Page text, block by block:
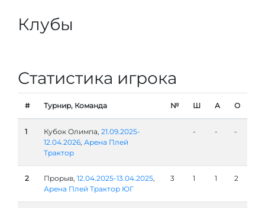
Клубы
Статистика игрока
# Турнир, Команда № Ш А О
1 Кубок Олимпа, 21.09.2025-
12.04.2026, Арена Плей
Трактор
- - -
2 Прорыв, 12.04.2025-13.04.2025,
Арена Плей Трактор ЮГ
3 1 1 2